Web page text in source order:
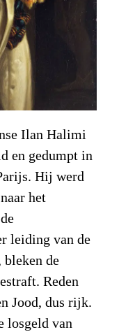
Ilan Halimi
en gedumpt in
Hij werd
het
leiding van de
bleken de
Reden
Jood, dus rijk.
losgeld van